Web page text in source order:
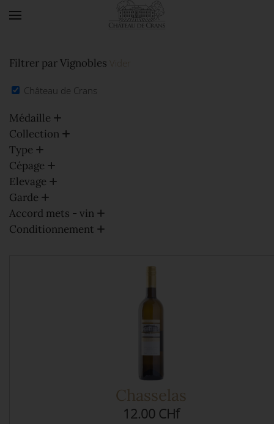
Filtrer par Vignobles Vider
Château de Crans
Médaille
Collection
Type
Cépage
Elevage
Garde
Accord mets - vin
Conditionnement
Chasselas
12.00 CHf